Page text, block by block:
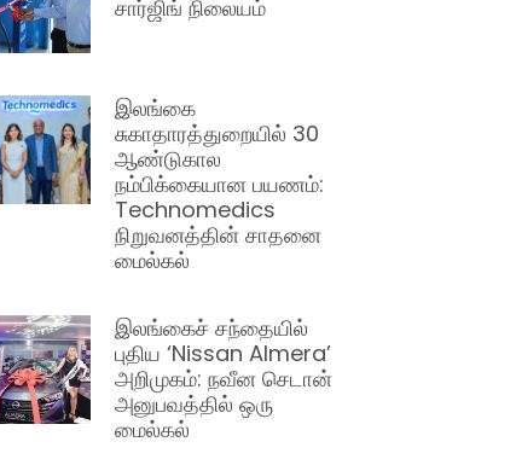
சார்ஜிங் நிலையம்
இலங்கை
சுகாதாரத்துறையில் 30
ஆண்டுகால
நம்பிக்கையான பயணம்:
Technomedics
நிறுவனத்தின் சாதனை
மைல்கல்
இலங்கைச் சந்தையில்
புதிய ‘Nissan Almera’
அறிமுகம்: நவீன செடான்
அனுபவத்தில் ஒரு
மைல்கல்